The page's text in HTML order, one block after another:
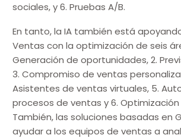
sociales, y 6. Pruebas A/B.
En tanto, la IA también está
Ventas con la optimización de seis
Generación de oportunidades, 2.
3. Compromiso de ventas
Asistentes de ventas virtuales, 5.
procesos de ventas y 6.
También, las soluciones basadas en
ayudar a los equipos de ventas a